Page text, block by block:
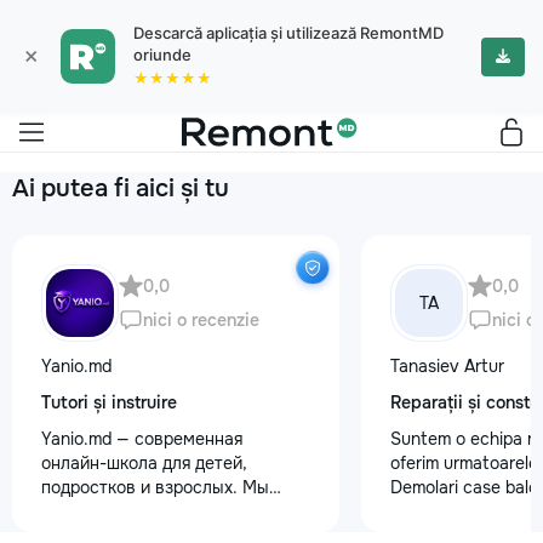
×
Descarcă aplicația și utilizează RemontMD
oriunde
★★★★★
Ai putea fi aici și tu
0,0
nici o recenzie
Yanio.md
Tutori și instruire
Yanio.md — современная
онлайн-школа для детей,
подростков и взрослых. Мы
TA
0,0
nici o
Tanasiev Artur
Reparații și
Suntem o echipa
oferim urmatoarele
Demolari case